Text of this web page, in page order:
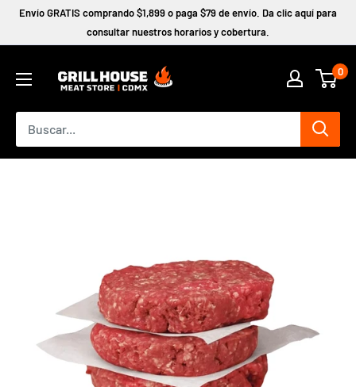
contenido
Envío GRATIS comprando $1,899 o paga $79 de envío. Da clic aquí para
consultar nuestros horarios y cobertura.
0